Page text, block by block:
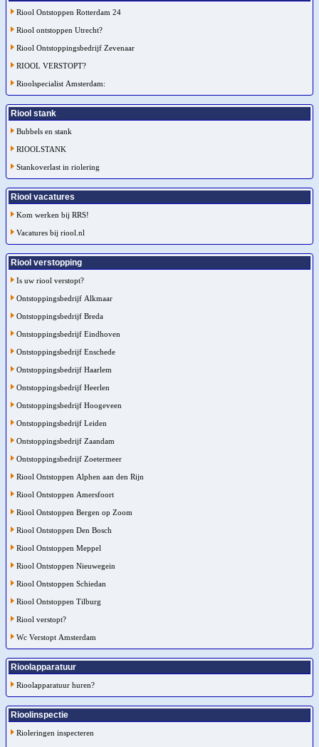
Riool Ontstoppen Rotterdam 24
Riool ontstoppen Utrecht?
Riool Ontstoppingsbedrijf Zevenaar
RIOOL VERSTOPT?
Rioolspecialist Amsterdam:
Riool stank
Bubbels en stank
RIOOLSTANK
Stankoverlast in riolering
Riool vacatures
Kom werken bij RRS!
Vacatures bij riool.nl
Riool verstopping
Is uw riool verstopt?
Ontstoppingsbedrijf Alkmaar
Ontstoppingsbedrijf Breda
Ontstoppingsbedrijf Eindhoven
Ontstoppingsbedrijf Enschede
Ontstoppingsbedrijf Haarlem
Ontstoppingsbedrijf Heerlen
Ontstoppingsbedrijf Hoogeveen
Ontstoppingsbedrijf Leiden
Ontstoppingsbedrijf Zaandam
Ontstoppingsbedrijf Zoetermeer
Riool Ontstoppen Alphen aan den Rijn
Riool Ontstoppen Amersfoort
Riool Ontstoppen Bergen op Zoom
Riool Ontstoppen Den Bosch
Riool Ontstoppen Meppel
Riool Ontstoppen Nieuwegein
Riool Ontstoppen Schiedan
Riool Ontstoppen Tilburg
Riool verstopt?
Wc Verstopt Amsterdam
Rioolapparatuur
Rioolapparatuur huren?
Rioolinspectie
Rioleringen inspecteren